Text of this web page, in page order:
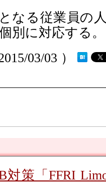
なる従業員の
別に対応する。
03/03 ）
策「FFRI